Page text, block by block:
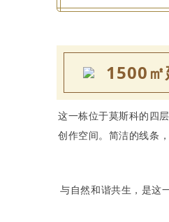
1500㎡
这一栋位于莫斯科的四
创作空间。简洁的线条
与自然和谐共生，是这